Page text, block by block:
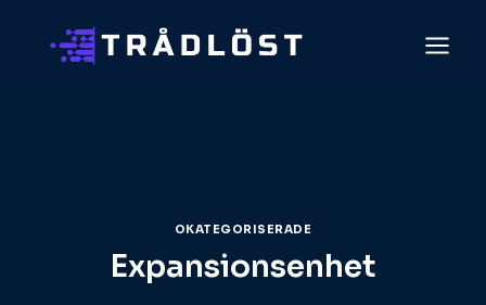
OKATEGORISERADE
Expansionsenhet